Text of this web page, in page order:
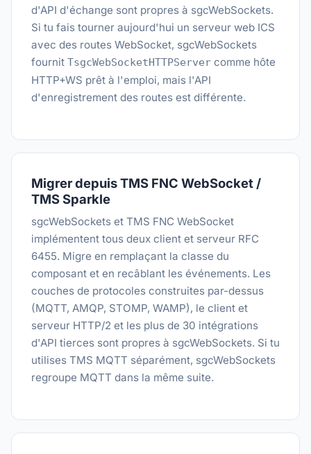
d'API d'échange sont propres à sgcWebSockets.
Si tu fais tourner aujourd'hui un serveur web ICS
avec des routes WebSocket, sgcWebSockets
fournit TsgcWebSocketHTTPServer comme hôte
HTTP+WS prêt à l'emploi, mais l'API
d'enregistrement des routes est différente.
Migrer depuis TMS FNC WebSocket /
TMS Sparkle
sgcWebSockets et TMS FNC WebSocket
implémentent tous deux client et serveur RFC
6455. Migre en remplaçant la classe du
composant et en recâblant les événements. Les
couches de protocoles construites par-dessus
(MQTT, AMQP, STOMP, WAMP), le client et
serveur HTTP/2 et les plus de 30 intégrations
d'API tierces sont propres à sgcWebSockets. Si tu
utilises TMS MQTT séparément, sgcWebSockets
regroupe MQTT dans la même suite.